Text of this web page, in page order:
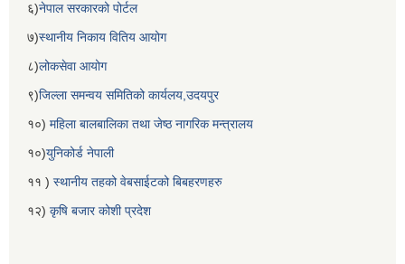
६)नेपाल सरकारको पोर्टल
७)स्थानीय निकाय वितिय आयोग
८)लोकसेवा आयोग
९)जिल्ला समन्वय समितिको कार्यलय,उदयपुर
१०) महिला बालबालिका तथा जेष्ठ नागरिक मन्त्रालय
१०)युनिकोर्ड नेपाली
११ ) स्थानीय तहको वेबसाईटको बिबहरणहरु
१२) कृषि बजार कोशी प्रदेश